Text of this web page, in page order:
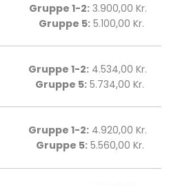
Gruppe 1-2:3.900,00 Kr.
Gruppe 5:5.100,00 Kr. ​​​
Gruppe 1-2:4.534,00 Kr.
Gruppe 5:5.734,00 Kr. ​​​
Gruppe 1-2:4.920,00 Kr.
Gruppe 5:5.560,00 Kr. ​​​